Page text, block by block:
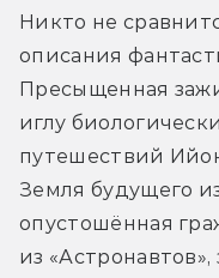
Никто не
описания
Пресыщенная
иглу
путешествий
Земля будущего
опустошённая
из